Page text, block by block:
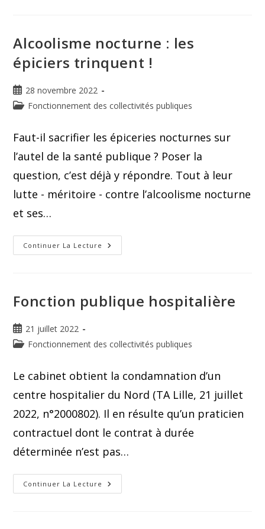
Alcoolisme nocturne : les
épiciers trinquent !
28 novembre 2022
Fonctionnement des collectivités publiques
Faut-il sacrifier les épiceries nocturnes sur
l’autel de la santé publique ? Poser la
question, c’est déjà y répondre. Tout à leur
lutte - méritoire - contre l’alcoolisme nocturne
et ses…
Continuer La Lecture
Fonction publique hospitalière
21 juillet 2022
Fonctionnement des collectivités publiques
Le cabinet obtient la condamnation d’un
centre hospitalier du Nord (TA Lille, 21 juillet
2022, n°2000802). Il en résulte qu’un praticien
contractuel dont le contrat à durée
déterminée n’est pas…
Continuer La Lecture